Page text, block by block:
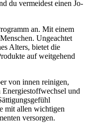
du vermeidest einen Jo-
an. Mit einem
Ungeachtet
Alters, bietet die
auf weitgehend
von innen reinigen,
und
mit allen wichtigen
versorgen.